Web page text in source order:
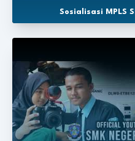
Sosialisasi MPLS